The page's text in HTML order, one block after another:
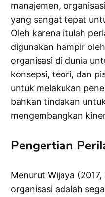
manajemen,
yang sangat tepat
Oleh karena itulah
digunakan hampir
organisasi di dunia
konsepsi, teori, dan
untuk melakukan
bahkan tindakan
mengembangkan
Pengertian
Menurut Wijaya (2017,
organisasi adalah